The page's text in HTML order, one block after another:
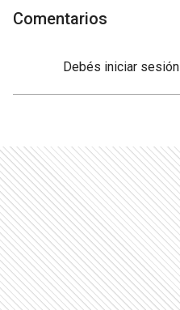
Comentarios
Debés iniciar sesión